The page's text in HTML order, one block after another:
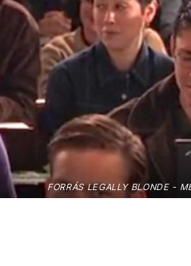
FORRÁS LEGALLY BLONDE -